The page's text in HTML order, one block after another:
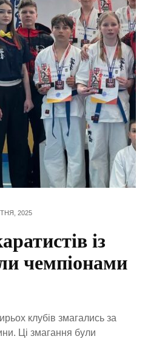
2025
із
чемпіонами
клубів змагались за
Ці змагання були